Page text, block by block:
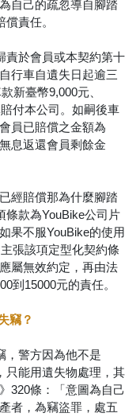
自己的疏忽導自腳踏
責任。
責於會員或本契約第十
行車自遺失日起逾三
新臺幣9,000元、
付本公司。如嗣後車
員已賠償之金額為
息返還會員剩餘金
經賠償那為什麼腳踏
條款為YouBike公司片
果不服YouBike的使用
張該項定型化契約條
屬無效約定，再由法
到15000元的責任。
竊？
，警方因為他不是
只能用遺失物處理，其
320條：「意圖為自己
者，為竊盜罪，處五